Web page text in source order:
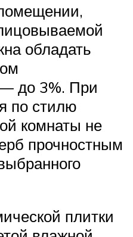
обладать
до 3%. При
по стилю
комнаты не
прочностным
плитки